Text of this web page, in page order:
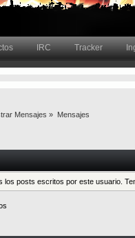
IRC Tracker
Mensajes » Mensajes
los posts escritos por este usuario.